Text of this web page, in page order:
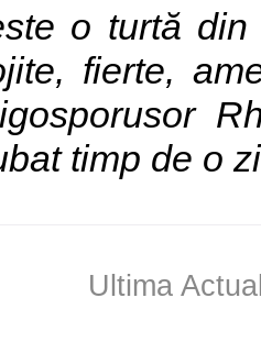
o turtă
fierte,
timp de o
Ultima